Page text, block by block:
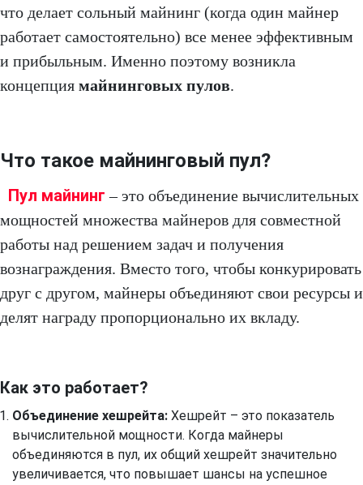
что делает сольный майнинг (когда один майнер
работает самостоятельно) все менее эффективным
и прибыльным. Именно поэтому возникла
концепция майнинговых пулов.
Что такое майнинговый пул?
Пул майнинг – это объединение вычислительных
мощностей множества майнеров для совместной
работы над решением задач и получения
вознаграждения. Вместо того, чтобы конкурировать
друг с другом, майнеры объединяют свои ресурсы и
делят награду пропорционально их вкладу.
Как это работает?
Объединение хешрейта: Хешрейт – это показатель
вычислительной мощности. Когда майнеры
объединяются в пул, их общий хешрейт значительно
увеличивается, что повышает шансы на успешное